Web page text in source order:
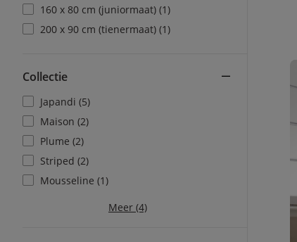
160 x 80 cm (juniormaat) (1)
200 x 90 cm (tienermaat) (1)
Collectie
Japandi (5)
Maison (2)
Plume (2)
Striped (2)
Mousseline (1)
Meer (4)